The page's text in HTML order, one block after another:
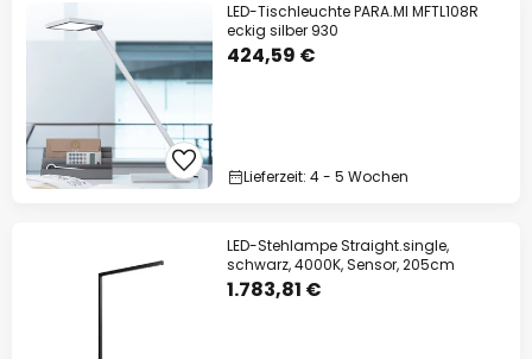
LED-Tischleuchte PARA.MI MFTL108R
eckig silber 930
424,59 €
Lieferzeit: 4 - 5 Wochen
LED-Stehlampe Straight.single,
schwarz, 4000K, Sensor, 205cm
1.783,81 €